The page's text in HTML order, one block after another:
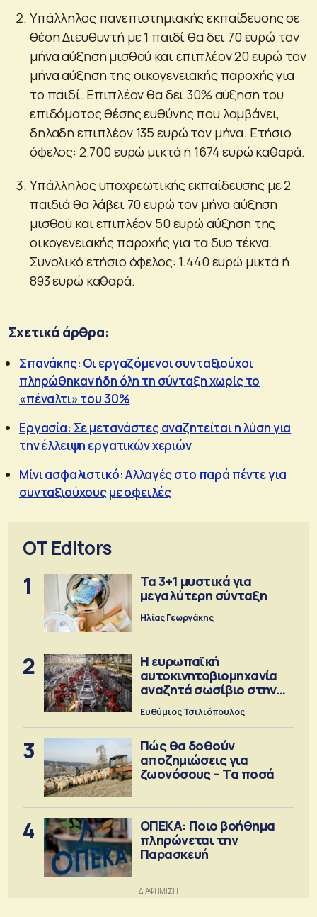
Υπάλληλος πανεπιστημιακής εκπαίδευσης σε
θέση Διευθυντή με 1 παιδί θα δει 70 ευρώ τον
μήνα αύξηση μισθού και επιπλέον 20 ευρώ τον
μήνα αύξηση της οικογενειακής παροχής για
το παιδί. Επιπλέον θα δει 30% αύξηση του
επιδόματος θέσης ευθύνης που λαμβάνει,
δηλαδή επιπλέον 135 ευρώ τον μήνα. Ετήσιο
όφελος: 2.700 ευρώ μικτά ή 1674 ευρώ καθαρά.
Υπάλληλος υποχρεωτικής εκπαίδευσης με 2
παιδιά θα λάβει 70 ευρώ τον μήνα αύξηση
μισθού και επιπλέον 50 ευρώ αύξηση της
οικογενειακής παροχής για τα δυο τέκνα.
Συνολικό ετήσιο όφελος: 1.440 ευρώ μικτά ή
893 ευρώ καθαρά.
Σχετικά άρθρα:
Σπανάκης: Οι εργαζόμενοι συνταξιούχοι
πληρώθηκαν ήδη όλη τη σύνταξη χωρίς το
«πέναλτι» του 30%
Εργασία: Σε μετανάστες αναζητείται η λύση για
την έλλειψη εργατικών χεριών
Μίνι ασφαλιστικό: Αλλαγές στο παρά πέντε για
συνταξιούχους με οφειλές
OT Editors
1
Τα 3+1 μυστικά για
μεγαλύτερη σύνταξη
Ηλίας Γεωργάκης
2
Η ευρωπαϊκή
αυτοκινητοβιομηχανία
αναζητά σωσίβιο στην
Κίνα
Ευθύμιος Τσιλιόπουλος
3
Πώς θα δοθούν
αποζημιώσεις για
ζωονόσους – Τα ποσά
4
ΟΠΕΚΑ: Ποιο βοήθημα
πληρώνεται την
Παρασκευή